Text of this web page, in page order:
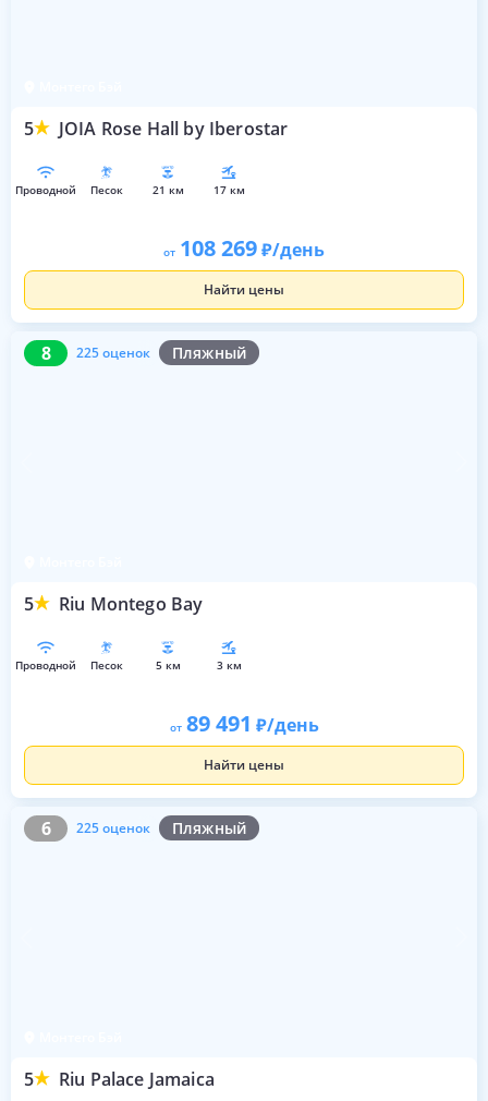
5 JOIA Rose Hall by Iberostar
проводной песок 21 км 17 км
от 108 269 /день
Найти цены
8 225 оценок Пляжный
5 Riu Montego Bay
8 225 оценок
проводной песок 5 км 3 км
от 89 491 /день
Найти цены
6 225 оценок Пляжный
5 Riu Palace Jamaica
6 225 оценок